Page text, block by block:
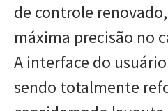
de controle
máxima precisão no
A interface do
sendo totalmente